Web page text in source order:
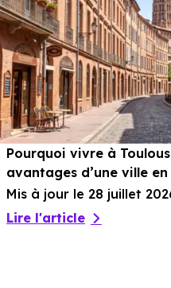
Pourquoi vivre à
avantages d’une ville
Mis à jour le 28 juillet
Lire l'article